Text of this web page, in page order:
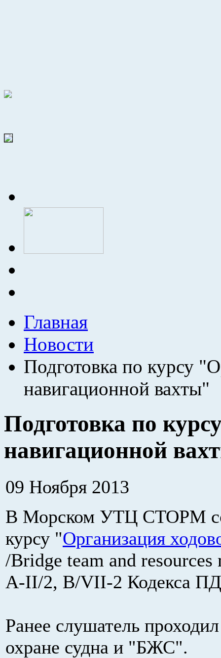
Главная
Новости
Подготовка по курсу
навигационной вахты"
Подготовка по
навигационной
09 Ноября 2013
В Морском УТЦ СТОРМ
курсу "Организация
/Bridge team and
A-II/2, B/VII-2 Кодекса
Ранее слушатель
охране судна и "БЖС".